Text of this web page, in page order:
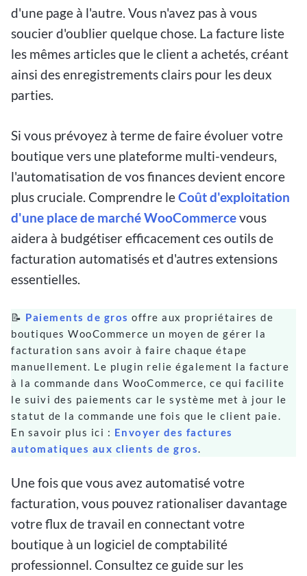
d'une page à l'autre. Vous n'avez pas à vous
soucier d'oublier quelque chose. La facture liste
les mêmes articles que le client a achetés, créant
ainsi des enregistrements clairs pour les deux
parties.
Si vous prévoyez à terme de faire évoluer votre
boutique vers une plateforme multi-vendeurs,
l'automatisation de vos finances devient encore
plus cruciale. Comprendre leCoût d'exploitation
d'une place de marché WooCommercevous
aidera à budgétiser efficacement ces outils de
facturation automatisés et d'autres extensions
essentielles.
📝 Paiements de gros offre aux propriétaires de
boutiques WooCommerce un moyen de gérer la
facturation sans avoir à faire chaque étape
manuellement. Le plugin relie également la facture
à la commande dans WooCommerce, ce qui facilite
le suivi des paiements car le système met à jour le
statut de la commande une fois que le client paie.
En savoir plus ici : Envoyer des factures
automatiques aux clients de gros.
Une fois que vous avez automatisé votre
facturation, vous pouvez rationaliser davantage
votre flux de travail en connectant votre
boutique à un logiciel de comptabilité
professionnel. Consultez ce guide sur les